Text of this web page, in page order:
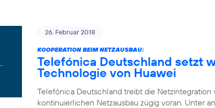
26. Februar 2018
KOOPERATION BEIM NETZAUSBAU:
Telefónica Deutschland setzt
Technologie von Huawei
Telefónica Deutschland treibt die Netzintegration
kontinuierlichen Netzausbau zügig voran. Unter